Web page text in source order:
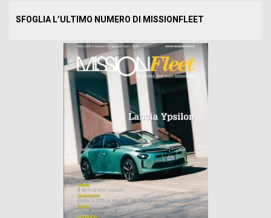
SFOGLIA L’ULTIMO NUMERO DI MISSIONFLEET